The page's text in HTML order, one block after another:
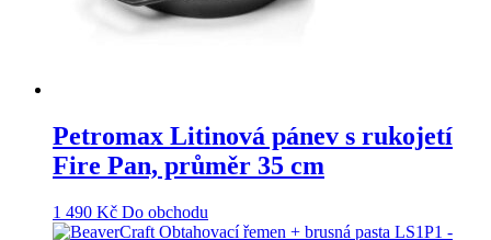
Petromax Litinová pánev s rukojetí
Fire Pan, průměr 35 cm
1 490 Kč Do obchodu